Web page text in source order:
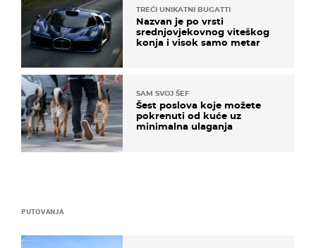
PUTOVANJA
TREĆI UNIKATNI BUGATTI
Nazvan je po vrsti
srednjovjekovnog viteškog
konja i visok samo metar
SAM SVOJ ŠEF
Šest poslova koje možete
pokrenuti od kuće uz
minimalna ulaganja